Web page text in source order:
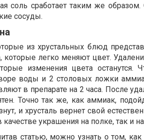
соль сработает таким же
сосуды.
из хрустальных блюд
которые легко меняют цвет.
изменения цвета
воды и 2 столовых ложки
в препарате на 2 часа. После
Точно так же, как аммиак,
и хрусталь вернет свой
качестве украшения на полке, так и
статью, можно узнать о том, как